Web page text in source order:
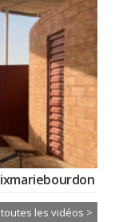
les vidéos >